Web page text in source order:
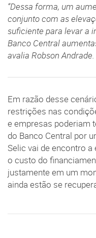
“Dessa forma, um
conjunto com as
suficiente para levar a
Banco Central
avalia Robson Andrade.
Em razão desse
restrições nas
e empresas poderiam
do Banco Central por
Selic vai de encontro
o custo do
justamente em um
ainda estão se